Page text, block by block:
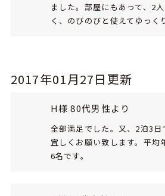
ました。部屋にもあって、2
く、のびのびと使えてゆっく
2017年01月27日更新
H様 80代男性より
全部満足でした。又、2泊3日
宜しくお願い致します。平均
6名です。